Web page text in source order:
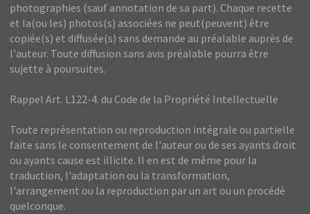
photographies (sauf annotation de sa part). Chaque recette
et la(ou les) photos(s) associées ne peut(peuvent) être
copiée(s) et diffusée(s) sans demande au préalable auprès de
l'auteur. Toute diffusion sans avis préalable pourra être
sujette à poursuites.
Rappel Art. L122-4. du Code de la Propriété Intellectuelle
Toute représentation ou reproduction intégrale ou partielle
faite sans le consentement de l'auteur ou de ses ayants droit
ou ayants cause est illicite. Il en est de même pour la
traduction, l'adaptation ou la transformation,
l'arrangement ou la reproduction par un art ou un procédé
quelconque.